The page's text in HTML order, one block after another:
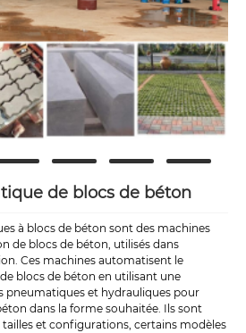
de blocs de béton
à blocs de béton sont des machines
de blocs de béton, utilisés dans
Ces machines automatisent le
blocs de béton en utilisant une
pneumatiques et hydrauliques pour
dans la forme souhaitée. Ils sont
et configurations, certains modèles